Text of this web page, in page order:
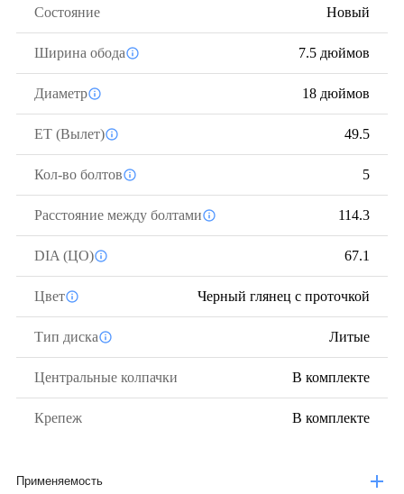
Состояние Новый
Ширина обода 7.5 дюймов
Диаметр 18 дюймов
ЕТ (Вылет) 49.5
Кол-во болтов 5
Расстояние между болтами 114.3
DIA (ЦО) 67.1
Цвет Черный глянец с проточкой
Тип диска Литые
Центральные колпачки В комплекте
Крепеж В комплекте
Применяемость